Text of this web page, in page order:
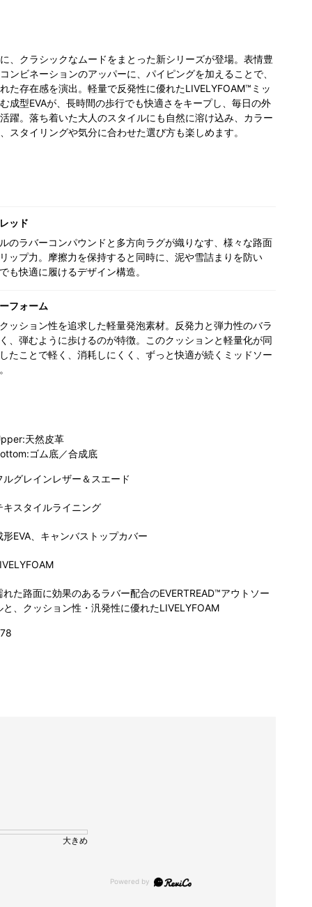
、クラシックなムードをまとった新シリーズが登場。表情豊
ンビネーションのアッパーに、パイピングを加えることで、
た存在感を演出。軽量で反発性に優れたLIVELYFOAM™ミッ
成型EVAが、長時間の歩行でも快適さをキープし、毎日の外
躍。落ち着いた大人のスタイルにも自然に溶け込み、カラー
スタイリングや気分に合わせた選び方も楽しめます。
ッド
のラバーコンパウンドと多方向ラグが織りなす、様々な路面
ップ力。摩擦力を保持すると同時に、泥や雪詰まりを防い
も快適に履けるデザイン構造。
フォーム
ッション性を追求した軽量発泡素材。反発力と弾力性のバラ
、弾むように歩けるのが特徴。このクッションと軽量化が同
たことで軽く、消耗しにくく、ずっと快適が続くミッドソー
天然皮革
ゴム底／合成底
ルグレインレザー＆スエード
キスタイルライニング
形EVA、キャンバストップカバー
れた路面に効果のあるラバー配合のEVERTREAD™アウトソー
と、クッション性・汎発性に優れたLIVELYFOAM
大きめ